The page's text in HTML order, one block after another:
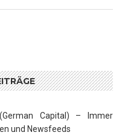
Capital) – Immer
und Newsfeeds